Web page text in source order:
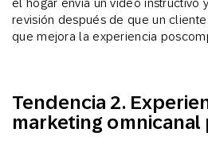
el hogar envía un video instructivo
revisión después de que un
que mejora la experiencia
Tendencia 2.
marketing